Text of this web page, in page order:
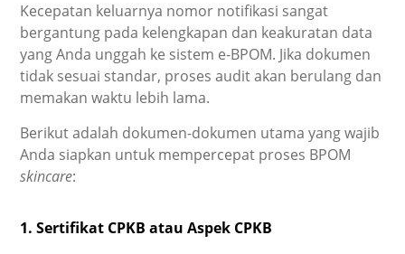
Kecepatan keluarnya nomor notifikasi sangat
bergantung pada kelengkapan dan keakuratan data
yang Anda unggah ke sistem e-BPOM. Jika dokumen
tidak sesuai standar, proses audit akan berulang dan
memakan waktu lebih lama.
Berikut adalah dokumen-dokumen utama yang wajib
Anda siapkan untuk mempercepat proses BPOM
skincare:
1. Sertifikat CPKB atau Aspek CPKB